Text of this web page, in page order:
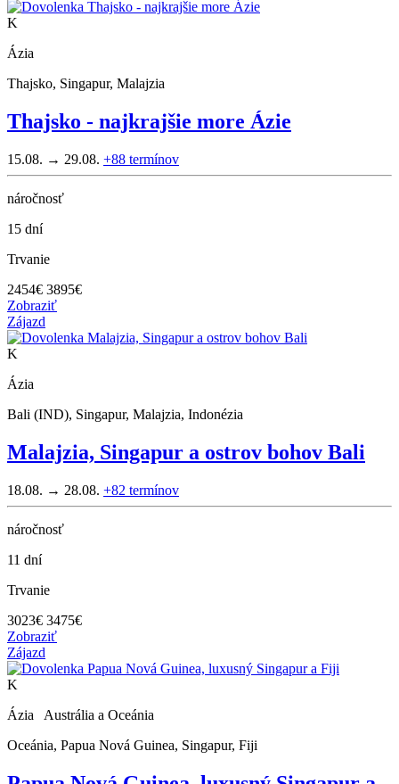
K
Ázia
Thajsko, Singapur, Malajzia
Thajsko - najkrajšie more Ázie
15.08. → 29.08. +88 termínov
náročnosť
15 dní
Trvanie
2454€ 3895€
Zobraziť
Zájazd
K
Ázia
Bali (IND), Singapur, Malajzia, Indonézia
Malajzia, Singapur a ostrov bohov Bali
18.08. → 28.08. +82 termínov
náročnosť
11 dní
Trvanie
3023€ 3475€
Zobraziť
Zájazd
K
Ázia Austrália a Oceánia
Oceánia, Papua Nová Guinea, Singapur, Fiji